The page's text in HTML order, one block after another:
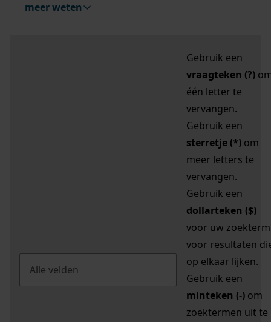
meer weten
Gebruik een
vraagteken (?)
één letter te
vervangen.
Gebruik een
sterretje (*) om
meer letters te
vervangen.
Gebruik een
dollarteken ($)
voor uw zoekterm
voor resultaten
op elkaar lijken.
Gebruik een
minteken (-) om
zoektermen uit te